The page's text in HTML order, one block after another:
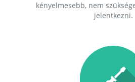
kényelmesebb, nem
jelentkezni.